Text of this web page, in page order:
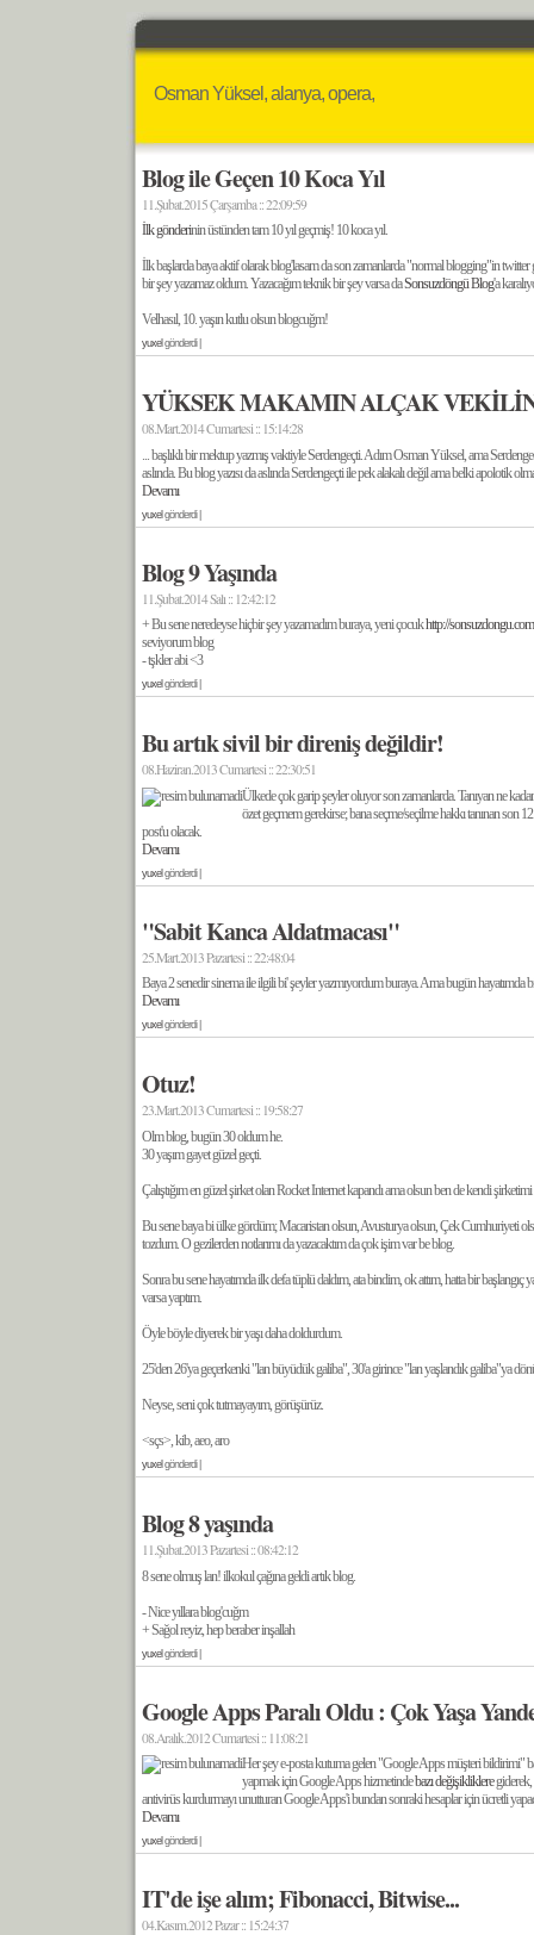
Osman Yüksel, alanya, opera,
Blog ile Geçen 10 Koca Yıl
11.Şubat.2015 Çarşamba :: 22:09:59
İlk gönderinin üstünden tam 10 yıl geçmiş! 10 koca yıl.
İlk başlarda baya aktif olarak blog'lasam da son zamanlarda "normal blogging"in
bir şey yazamaz oldum. Yazacağım teknik bir şey varsa daSonsuzdöngü Blog'a
Velhasıl, 10. yaşın kutlu olsun blogcuğm!
yuxel gönderdi |
YÜKSEK MAKAMIN ALÇAK
08.Mart.2014 Cumartesi :: 15:14:28
... başlıklı bir mektup yazmış vaktiyle Serdengeçti. Adım Osman Yüksel, ama
aslında. Bu blog yazısı da aslında Serdengeçti ile pek alakalı değil ama belki apolotik
Devamı
yuxel gönderdi |
Blog 9 Yaşında
11.Şubat.2014 Salı :: 12:42:12
+ Bu sene neredeyse hiçbir şey yazamadım buraya, yeni çocukhttp://
seviyorum blog
- tşkler abi <3
yuxel gönderdi |
Bu artık sivil bir direniş değildir!
08.Haziran.2013 Cumartesi :: 22:30:51
Ülkede çok garip şeyler oluyor son zamanlarda. Tanıyan ne
özet geçmem gerekirse; bana seçme/seçilme hakkı tanınan son
post'u olacak.
Devamı
yuxel gönderdi |
"Sabit Kanca Aldatmacası"
25.Mart.2013 Pazartesi :: 22:48:04
Baya 2 senedir sinema ile ilgili bi' şeyler yazmıyordum buraya. Ama bugün hayatımda
Devamı
yuxel gönderdi |
Otuz!
23.Mart.2013 Cumartesi :: 19:58:27
Olm blog, bugün 30 oldum he.
30 yaşım gayet güzel geçti.
Çalıştığım en güzel şirket olan Rocket Internet kapandı ama olsun ben de kendi
Bu sene baya bi ülke gördüm; Macaristan olsun, Avusturya olsun, Çek Cumhuriyeti
tozdum. O gezilerden notlarımı da yazacaktım da çok işim var be blog.
Sonra bu sene hayatımda ilk defa tüplü daldım, ata bindim, ok attım, hatta bir başlangıç
varsa yaptım.
Öyle böyle diyerek bir yaşı daha doldurdum.
25'den 26'ya geçerkenki "lan büyüdük galiba", 30'a girince "lan yaşlandık galiba"ya
Neyse, seni çok tutmayayım, görüşürüz.
<sçs>, kib, aeo, aro
yuxel gönderdi |
Blog 8 yaşında
11.Şubat.2013 Pazartesi :: 08:42:12
8 sene olmuş lan! ilkokul çağına geldi artık blog.
- Nice yıllara blog'cuğm
+ Sağol reyiz, hep beraber inşallah
yuxel gönderdi |
Google Apps Paralı Oldu : Çok Yaşa
08.Aralık.2012 Cumartesi :: 11:08:21
Her şey e-posta kutuma gelen "Google Apps müşteri bildirimi"
yapmak için Google Apps hizmetindebazı değişiklikleregiderek,
antivirüs kurdurmayı unutturan Google Apps'i bundan sonraki hesaplar için ücretli
Devamı
yuxel gönderdi |
IT'de işe alım; Fibonacci, Bitwise...
04.Kasım.2012 Pazar :: 15:24:37